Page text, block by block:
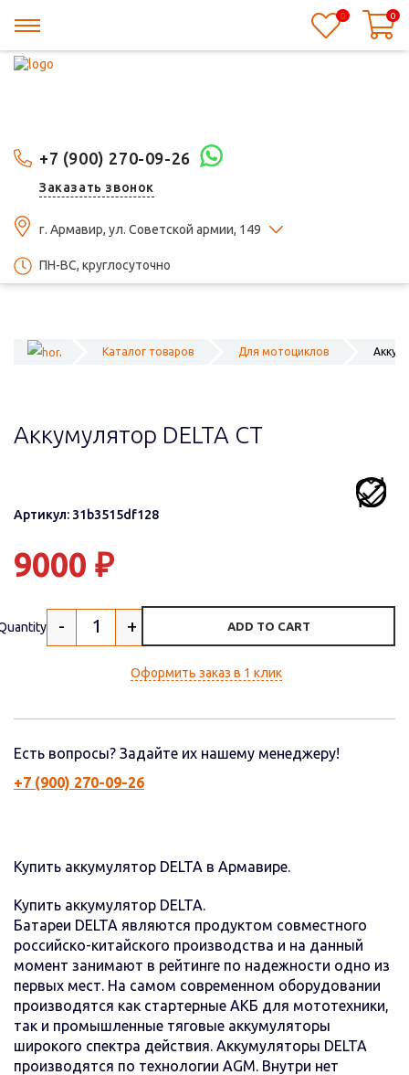
+7 (900) 270-09-26
Заказать звонок
г. Армавир, ул. Советской армии, 149
ПН-ВС, круглосуточно
0 0
Каталог товаров Для мотоциклов
Аккумулятор DELTA СТ
Артикул: 31b3515df128
9000 ₽
- + ADD TO CART
Оформить заказ в 1 клик
Есть вопросы? Задайте их нашему менеджеру!
+7 (900) 270-09-26
Купить аккумулятор DELTA в Армавире.
Купить аккумулятор DELTA.
Батареи DELTA являются продуктом совместного
российско-китайского производства и на данный
момент занимают в рейтинге по надежности одно из
первых мест. На самом современном оборудовании
производятся как стартерные АКБ для мототехники,
так и промышленные тяговые аккумуляторы
широкого спектра действия. Аккумуляторы DELTA
производятся по технологии AGM. Внутри нет